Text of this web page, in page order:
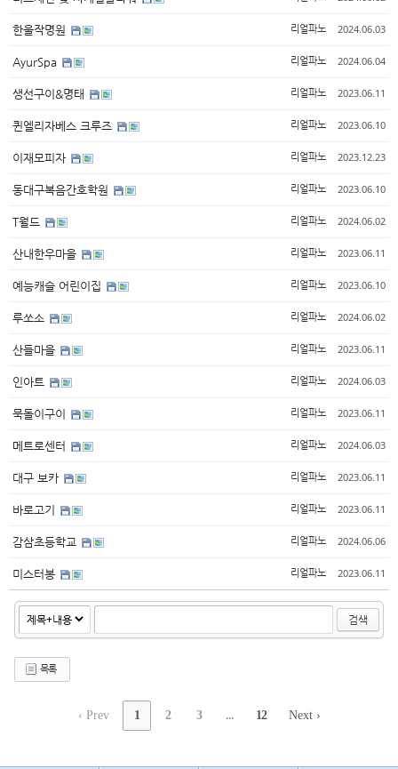
한울작명원 리얼파노 2024.06.03
AyurSpa 리얼파노 2024.06.04
생선구이&명태 리얼파노 2023.06.11
퀸엘리자베스 크루즈 리얼파노 2023.06.10
이재모피자 리얼파노 2023.12.23
동대구복음간호학원 리얼파노 2023.06.10
T월드 리얼파노 2024.06.02
산내한우마을 리얼파노 2023.06.11
예능캐슬 어린이집 리얼파노 2023.06.10
루쏘소 리얼파노 2024.06.02
산들마을 리얼파노 2023.06.11
인아트 리얼파노 2024.06.03
묵돌이구이 리얼파노 2023.06.11
메트로센터 리얼파노 2024.06.03
대구 보카 리얼파노 2023.06.11
바로고기 리얼파노 2023.06.11
감삼초등학교 리얼파노 2024.06.06
미스터봉 리얼파노 2023.06.11
검색
목록
‹ Prev 1 2 3 ... 12 Next ›